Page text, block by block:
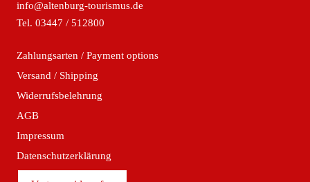
info@altenburg-tourismus.de
Tel. 03447 / 512800
Zahlungsarten / Payment options
Versand / Shipping
Widerrufsbelehrung
AGB
Impressum
Datenschutzerklärung